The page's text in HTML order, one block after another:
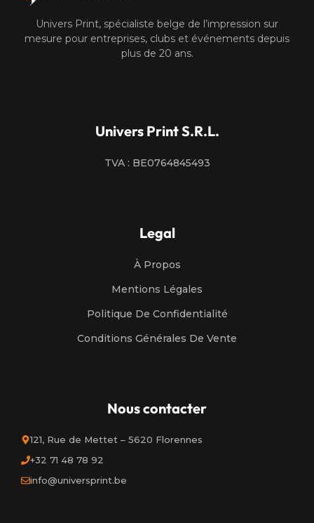
Univers Print, spécialiste belge de l’impression sur
mesure pour entreprises, clubs et événements depuis
plus de 20 ans.
Univers Print S.R.L.
TVA : BE0764845493
Legal
À Propos
Mentions Légales
Politique De Confidentialité
Conditions Générales De Vente
Nous contacter
121, Rue de Mettet – 5620 Florennes
+32 71 48 78 92
info@universprint.be